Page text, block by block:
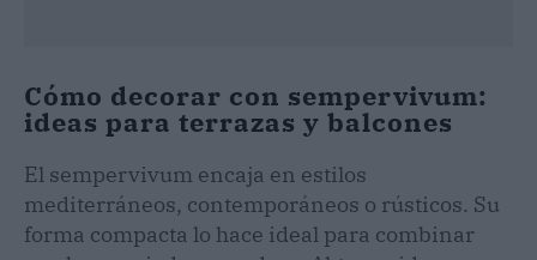
Cómo decorar con sempervivum:
ideas para terrazas y balcones
El sempervivum encaja en estilos
mediterráneos, contemporáneos o rústicos. Su
forma compacta lo hace ideal para combinar